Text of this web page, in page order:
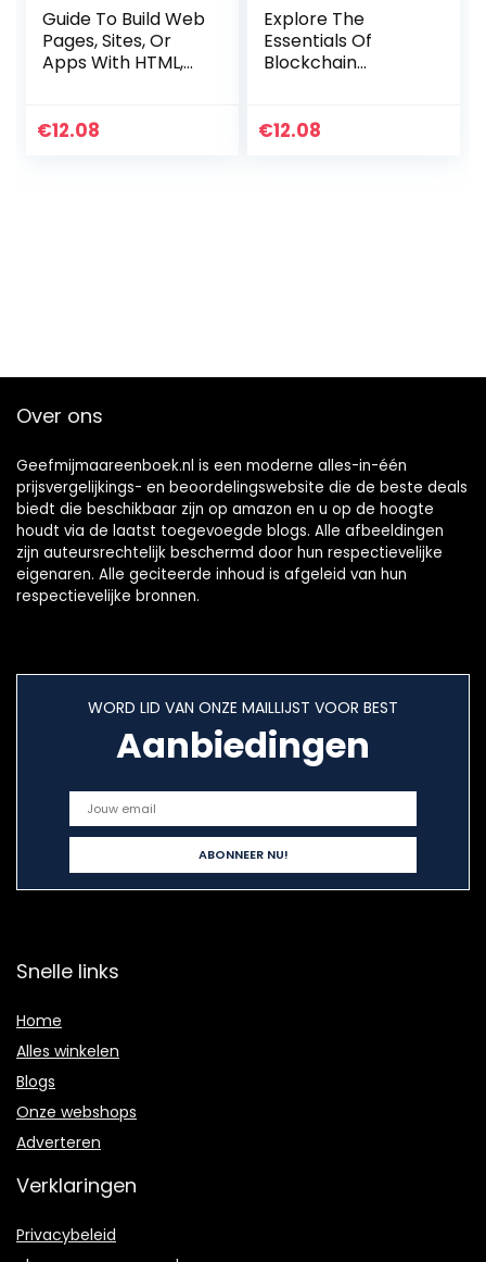
Guide To Build Web
Pages, Sites, Or
Apps With HTML,
editie
€12.08
Explore The
Essentials Of
Blockchain
Develop Highly
€12.08
Over ons
Geefmijmaareenboek.nl is een moderne alles-in-één
prijsvergelijkings- en beoordelingswebsite die de beste deals
biedt die beschikbaar zijn op amazon en u op de hoogte
houdt via de laatst toegevoegde blogs. Alle afbeeldingen
zijn auteursrechtelijk beschermd door hun respectievelijke
eigenaren. Alle geciteerde inhoud is afgeleid van hun
respectievelijke bronnen.
WORD LID VAN ONZE MAILLIJST VOOR BEST
Aanbiedingen
Snelle links
Home
Alles winkelen
Blogs
Onze webshops
Adverteren
Verklaringen
Privacybeleid